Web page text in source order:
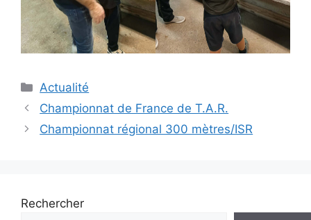
Catégories
Actualité
Navigation
des
Championnat de France de T.A.R.
Championnat régional 300 mètres/ISR
Rechercher